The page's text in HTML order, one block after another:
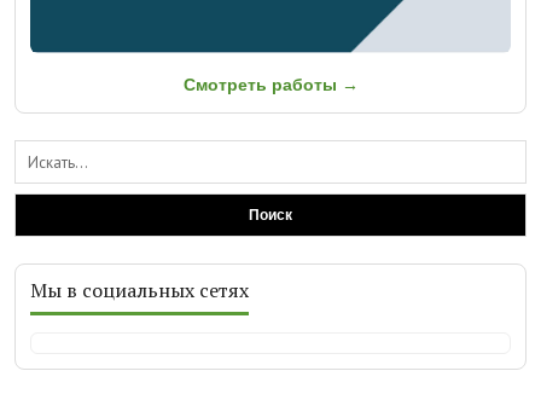
Смотреть работы →
Поиск
Мы в социальных сетях